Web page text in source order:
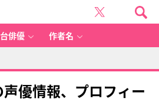
俳優 作者名
声優情報、プロフィー